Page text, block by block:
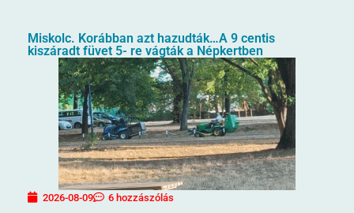
Miskolc. Korábban azt hazudták…A 9 centis
kiszáradt füvet 5- re vágták a Népkertben
2026-08-09 6 hozzászólás